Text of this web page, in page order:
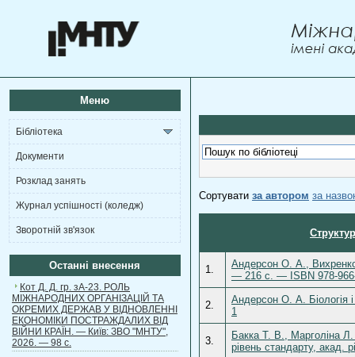
Меню
Бібліотека
Документи
Розклад занять
Журнал успішності (коледж)
Зворотній зв'язок
Останні внесення
Кот Д. Д. гр. зА-23. РОЛЬ
МІЖНАРОДНИХ ОРГАНІЗАЦІЙ ТА
ОКРЕМИХ ДЕРЖАВ У ВІДНОВЛЕННІ
ЕКОНОМІКИ ПОСТРАЖДАЛИХ ВІД
ВІЙНИ КРАЇН. — Київ: ЗВО "МНТУ",
2026. — 98 с.
Сортувати за автором за
1.
Андерсон О. А.,
— 216 с. — ISBN 978-
2.
Андерсон О. А. Біологія
1
3.
Бакка Т. В., Марголіна
рівень стандарту,